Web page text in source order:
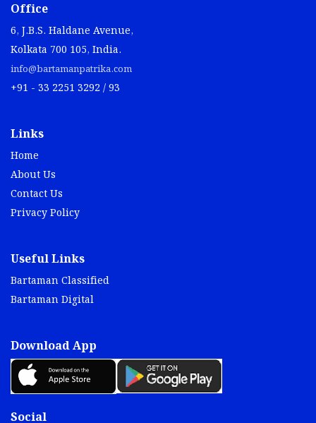
Office
6, J.B.S. Haldane Avenue,
Kolkata 700 105, India.
info@bartamanpatrika.com
+91 - 33 2251 3292 / 93
Links
Home
About Us
Contact Us
Privacy Policy
Useful Links
Bartaman Classified
Bartaman Digital
Download App
Social